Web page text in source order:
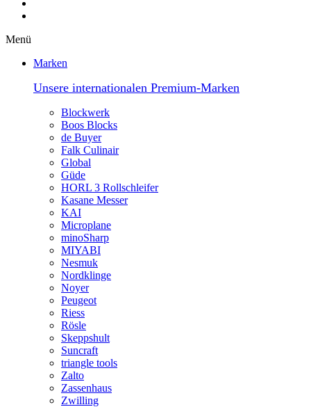
Menü
Marken
Unsere internationalen Premium-Marken
Blockwerk
Boos Blocks
de Buyer
Falk Culinair
Global
Güde
HORL 3 Rollschleifer
Kasane Messer
KAI
Microplane
minoSharp
MIYABI
Nesmuk
Nordklinge
Noyer
Peugeot
Riess
Rösle
Skeppshult
Suncraft
triangle tools
Zalto
Zassenhaus
Zwilling